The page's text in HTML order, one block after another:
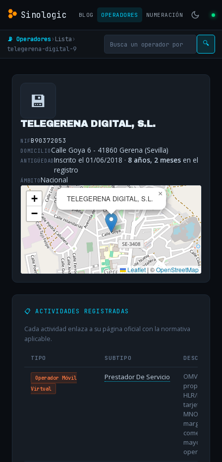
Sinologic BLOG OPERADORES NUMERACIÓN
📡 Operadores› Lista›
telegerena-digital-9
🔍
💾
TELEGERENA DIGITAL, S.L.
NIFB90372053
DOMICILIOCalle Goya 6 - 41860 Gerena (Sevilla)
ANTIGÜEDADInscrito el 01/06/2018 · 8 años, 2 meses en el
registro
ÁMBITONacional
TELEGERENA DIGITAL, S.L.
×
+
−
Leaflet | ©OpenStreetMap
📋 ACTIVIDADES REGISTRADAS
Cada actividad enlaza a su página oficial con la normativa
aplicable.
TIPO SUBTIPO
Operador Móvil
Virtual
Prestador De Servicio
OMV sin
propio:
HLR/HSS y
tarjetas del
MNO, con
margen
comercial
mayor
operativa.